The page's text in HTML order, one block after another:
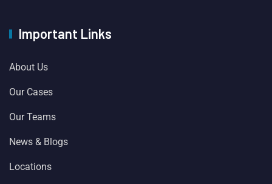
Important Links
About Us
Our Cases
Our Teams
News & Blogs
Locations